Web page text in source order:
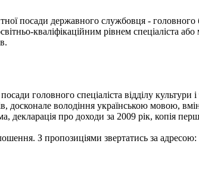
посади державного службовця - головного
кваліфікаційним рівнем спеціаліста
головного спеціаліста відділу культури
володіння українською мовою,
про доходи за 2009 рік, копія
З пропозиціями звертатись за